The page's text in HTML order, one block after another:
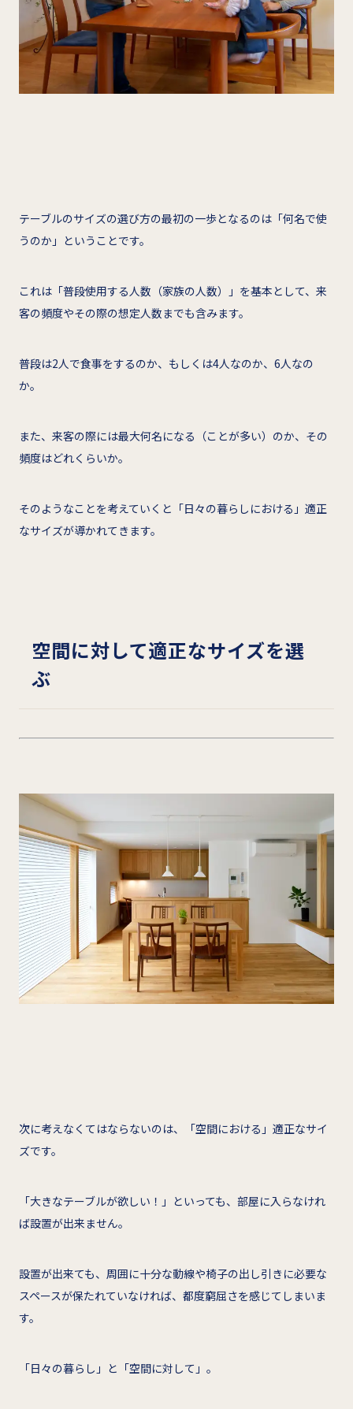
テーブルのサイズの選び方の最初の一歩となるのは「何名で使
うのか」ということです。
これは「普段使用する人数（家族の人数）」を基本として、来
客の頻度やその際の想定人数までも含みます。
普段は2人で食事をするのか、もしくは4人なのか、6人なの
か。
また、来客の際には最大何名になる（ことが多い）のか、その
頻度はどれくらいか。
そのようなことを考えていくと「日々の暮らしにおける」適正
なサイズが導かれてきます。
空間に対して適正なサイズを選
ぶ
次に考えなくてはならないのは、「空間における」適正なサイ
ズです。
「大きなテーブルが欲しい！」といっても、部屋に入らなけれ
ば設置が出来ません。
設置が出来ても、周囲に十分な動線や椅子の出し引きに必要な
スペースが保たれていなければ、都度窮屈さを感じてしまいま
す。
「日々の暮らし」と「空間に対して」。